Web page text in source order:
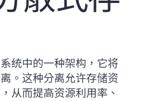
目前是空的
立即购买
统中的一种架构，它将
。这种分离允许存储资
从而提高资源利用率、